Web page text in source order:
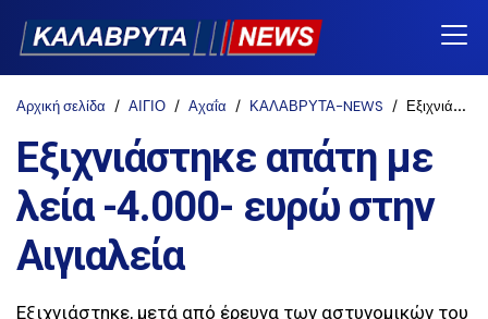
Αρχική σελίδα ΑΙΓΙΟ Αχαΐα ΚΑΛΑΒΡΥΤΑ-NEWS Εξιχνιάστηκε απάτη με λεία -4.000- ευρώ στην Αιγιαλεία
Εξιχνιάστηκε απάτη με
λεία -4.000- ευρώ στην
Αιγιαλεία
Εξιχνιάστηκε, μετά από έρευνα των αστυνομικών του